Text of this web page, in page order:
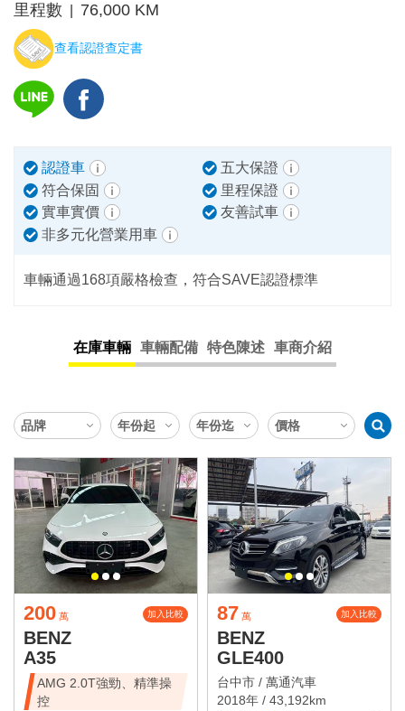
里程數
76,000 KM
查看認證查定書
認證車
五大保證
符合保固
里程保證
實車實價
友善試車
非多元化營業用車
車輛通過168項嚴格檢查，符合SAVE認證標準
在庫車輛 車輛配備 特色陳述 車商介紹
200 萬 加入比較
BENZ
A35
AMG 2.0T強勁、精準操
控
87 萬 加入比較
BENZ
GLE400
台中市 / 萬通汽車
2018年 / 43,192km